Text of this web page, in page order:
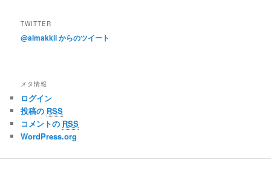
TWITTER
@almakkii からのツイート
メタ情報
ログイン
投稿の RSS
コメントの RSS
WordPress.org